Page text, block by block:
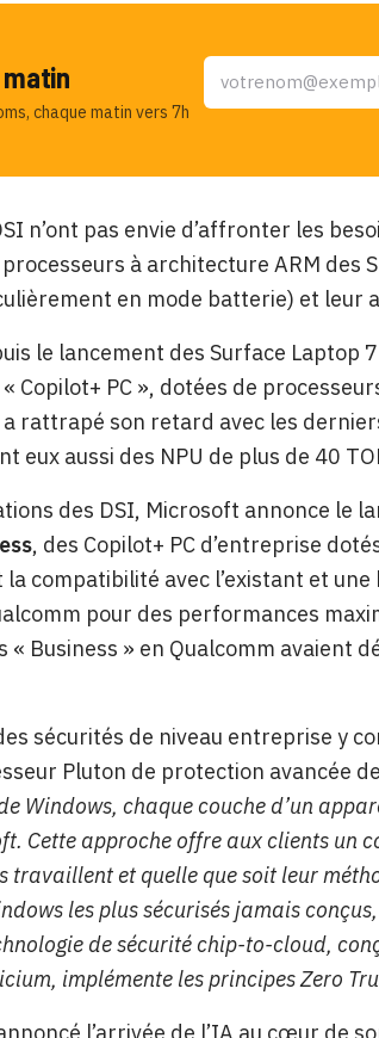
chaque matin vers 7h
n’ont pas envie d’affronter les
à architecture ARM des
en mode batterie) et leur
le lancement des Surface Laptop
Copilot+ PC », dotées de
rattrapé son retard avec les
eux aussi des NPU de plus de 40
des DSI, Microsoft annonce le
, des Copilot+ PC d’entreprise
compatibilité avec l’existant et
pour des performances
Business » en Qualcomm avaient
sécurités de niveau entreprise y
Pluton de protection avancée
Windows, chaque couche d’un
Cette approche offre aux clients un
travaillent et quelle que soit leur
les plus sécurisés jamais
de sécurité chip-to-cloud,
implémente les principes Zero